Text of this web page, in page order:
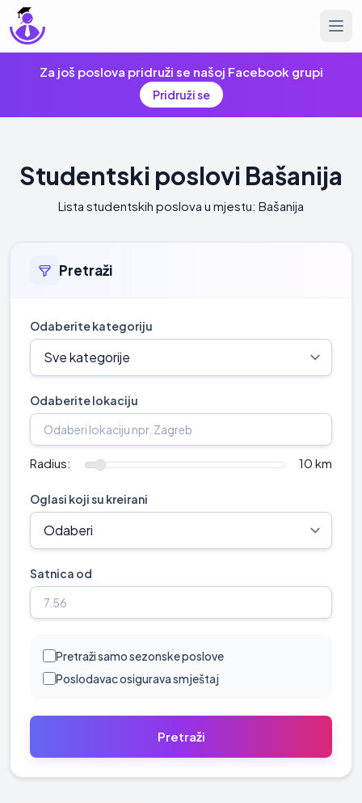
Za još poslova pridruži se našoj Facebook grupi
Pridruži se
Studentski poslovi Bašanija
Lista studentskih poslova u mjestu: Bašanija
Pretraži
Odaberite kategoriju
Odaberite lokaciju
Radius: 10 km
Oglasi koji su kreirani
Satnica od
Pretraži samo sezonske poslove
Poslodavac osigurava smještaj